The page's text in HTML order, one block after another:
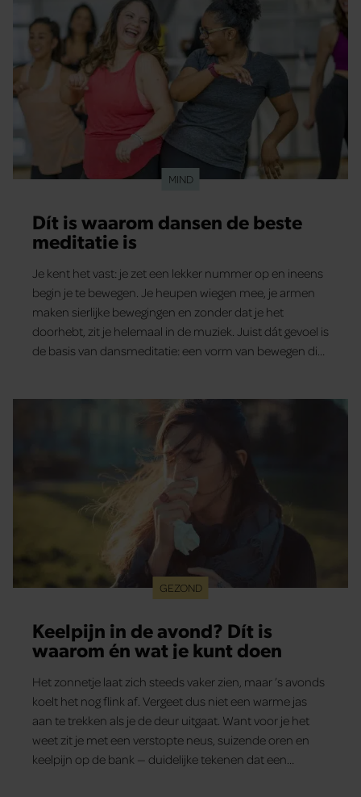
MIND
Dít is waarom dansen de beste
meditatie is
Je kent het vast: je zet een lekker nummer op en ineens
begin je te bewegen. Je heupen wiegen mee, je armen
maken sierlijke bewegingen en zonder dat je het
doorhebt, zit je helemaal in de muziek. Juist dát gevoel is
de basis van dansmeditatie: een vorm van bewegen die
GEZOND
Keelpijn in de avond? Dít is
waarom én wat je kunt doen
Het zonnetje laat zich steeds vaker zien, maar ’s avonds
koelt het nog flink af. Vergeet dus niet een warme jas
aan te trekken als je de deur uitgaat. Want voor je het
weet zit je met een verstopte neus, suizende oren en
keelpijn op de bank — duidelijke tekenen dat een